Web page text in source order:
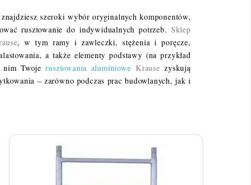
znajdziesz szeroki wybór oryginalnych komponentów,
rusztowanie do indywidualnych potrzeb. Sklep
, w tym ramy i zawleczki, stężenia i poręcze,
a także elementy podstawy (na przykład
nim Twojerusztowania aluminiowe Krause zyskują
– zarówno podczas prac budowlanych, jak i